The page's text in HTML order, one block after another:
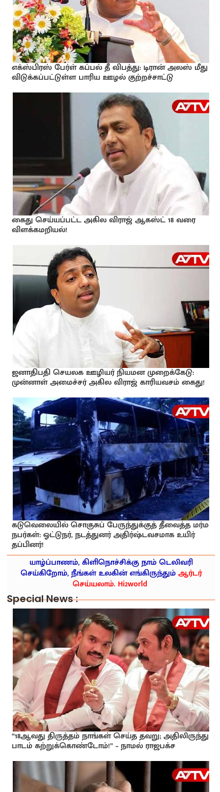
எக்ஸ்பிரஸ் பேர்ள் கப்பல் தீ விபத்து: டிரான் அலஸ் மீது
விடுக்கப்பட்டுள்ள பாரிய ஊழல் குற்றச்சாட்டு
கைது செய்யப்பட்ட அகில விராஜ் ஆகஸ்ட் 18 வரை
விளக்கமறியல்!
ஜனாதிபதி செயலக ஊழியர் நியமன முறைக்கேடு:
முன்னாள் அமைச்சர் அகில விராஜ் காரியவசம் கைது!
கடுவெலையில் சொகுசுப் பேருந்துக்குத் தீவைத்த மர்ம
நபர்கள்: ஓட்டுநர், நடத்துனர் அதிர்ஷ்டவசமாக உயிர்
தப்பினர்!
யாழ்ப்பாணம், கிளிநொச்சிக்கு நாம் டெலிவரி
செய்கிறோம், நீங்கள் உலகின் எங்கிருந்தும்ஆர்டர்
செய்யலாம். Hi2world
Special News :
“18ஆவது திருத்தம் நாங்கள் செய்த தவறு; அதிலிருந்து
பாடம் கற்றுக்கொண்டோம்!” – நாமல் ராஜபக்ச